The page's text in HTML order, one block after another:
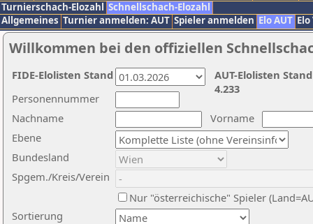
Turnierschach-Elozahl Schnellschach-Elozahl
Allgemeines Turnier anmelden: AUT Spieler anmelden Elo AUT
Willkommen bei den offiziellen
Nachname
Vorname
Ebene
Sortierung
Personennummer
Bundesland
Spgem./Kreis/Verein
Nur "österreichische" Spieler
AUT-Elolisten
4.233
FIDE-Elolisten Stand